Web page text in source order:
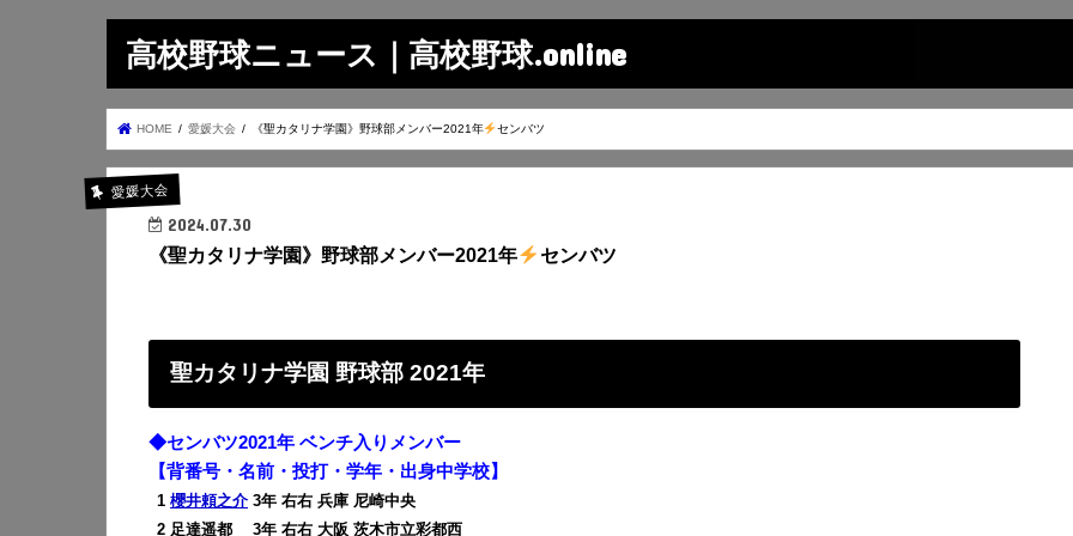
高校野球ニュース｜高校野球.online
HOME 愛媛大会 《聖カタリナ学園》野球部メンバー2021年 センバツ
愛媛大会
2024.07.30
《聖カタリナ学園》野球部メンバー2021年 センバツ
聖カタリナ学園 野球部 2021年
◆センバツ2021年 ベンチ入りメンバー
【背番号・名前・投打・学年・出身中学校】
1 櫻井頼之介 3年 右右 兵庫 尼崎中央
2 足達遥都 3年 右右 大阪 茨木市立彩都西